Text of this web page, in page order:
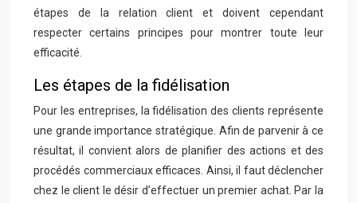
étapes de la relation client et doivent cependant
respecter certains principes pour montrer toute leur
efficacité.
Les étapes de la fidélisation
Pour les entreprises, la fidélisation des clients représente
une grande importance stratégique. Afin de parvenir à ce
résultat, il convient alors de planifier des actions et des
procédés commerciaux efficaces. Ainsi, il faut déclencher
chez le client le désir d’effectuer un premier achat. Par la